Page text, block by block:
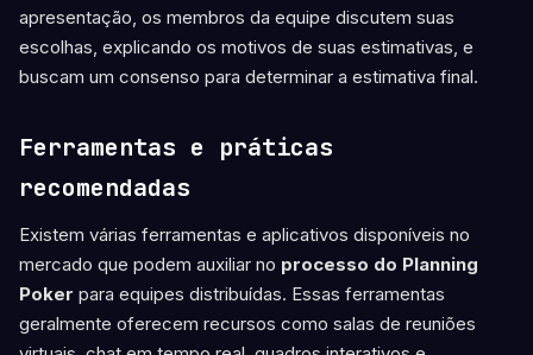
apresentação, os membros da equipe discutem suas
escolhas, explicando os motivos de suas estimativas, e
buscam um consenso para determinar a estimativa final.
Ferramentas e práticas
recomendadas
Existem várias ferramentas e aplicativos disponíveis no
mercado que podem auxiliar no processo do Planning
Poker para equipes distribuídas. Essas ferramentas
geralmente oferecem recursos como salas de reuniões